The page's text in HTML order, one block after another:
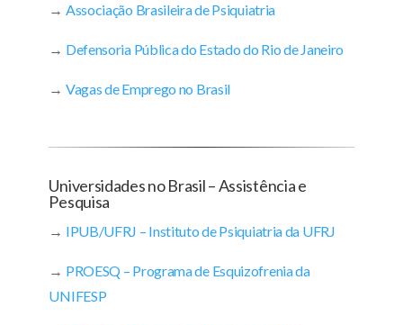
→ Associação Brasileira de Psiquiatria
→ Defensoria Pública do Estado do Rio de Janeiro
→ Vagas de Emprego no Brasil
Universidades no Brasil – Assistência e
Pesquisa
→ IPUB/UFRJ – Instituto de Psiquiatria da UFRJ
→ PROESQ – Programa de Esquizofrenia da
UNIFESP